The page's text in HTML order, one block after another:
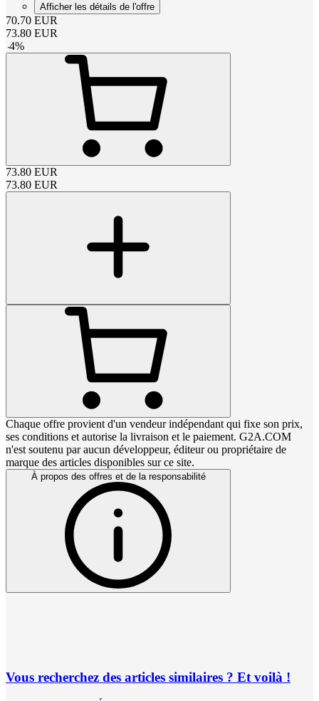
Afficher les détails de l'offre
70.70 EUR
73.80 EUR
-4%
73.80 EUR
73.80 EUR
Chaque offre provient d'un vendeur indépendant qui fixe son prix,
ses conditions et autorise la livraison et le paiement. G2A.COM
n'est soutenu par aucun développeur, éditeur ou propriétaire de
marque des articles disponibles sur ce site.
À propos des offres et de la responsabilité
Vous recherchez des articles similaires ? Et voilà !